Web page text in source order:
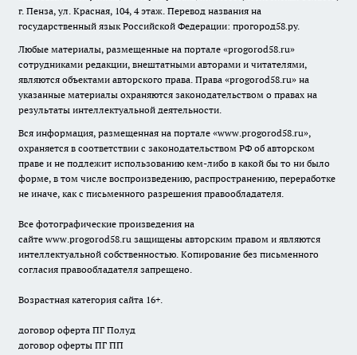
г. Пенза, ул. Красная, 104, 4 этаж. Перевод названия на
государственный язык Российской Федерации: прогород58.ру.
Любые материалы, размещенные на портале «progorod58.ru»
сотрудниками редакции, внештатными авторами и читателями,
являются объектами авторского права. Права «progorod58.ru» на
указанные материалы охраняются законодательством о правах на
результаты интеллектуальной деятельности.
Вся информация, размещенная на портале «www.progorod58.ru»,
охраняется в соответствии с законодательством РФ об авторском
праве и не подлежит использованию кем-либо в какой бы то ни было
форме, в том числе воспроизведению, распространению, переработке
не иначе, как с письменного разрешения правообладателя.
Все фотографические произведения на
сайте www.progorod58.ru защищены авторским правом и являются
интеллектуальной собственностью. Копирование без письменного
согласия правообладателя запрещено.
Возрастная категория сайта 16+.
договор оферта ПГ Полуд
договор оферты ПГ ПП